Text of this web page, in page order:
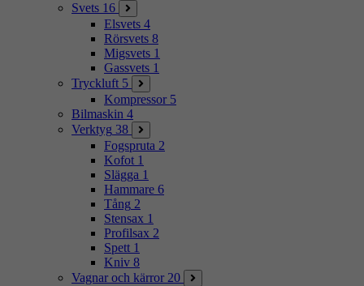
Svets 16
Elsvets 4
Rörsvets 8
Migsvets 1
Gassvets 1
Tryckluft 5
Kompressor 5
Bilmaskin 4
Verktyg 38
Fogspruta 2
Kofot 1
Slägga 1
Hammare 6
Tång 2
Stensax 1
Profilsax 2
Spett 1
Kniv 8
Vagnar och kärror 20